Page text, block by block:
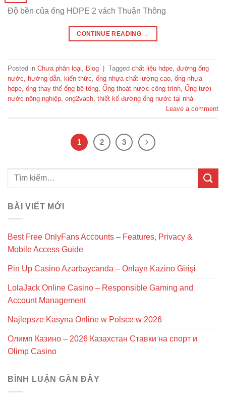
Độ bền của ống HDPE 2 vách Thuận Thông
CONTINUE READING →
Posted in Chưa phân loại Blog | Tagged chất liệu hdpe đường ống
nước
hướng dẫn kiến thức ống nhựa chất lượng cao ống nhựa
hdpe ống thay thế ống bê tông Ống thoát nước công trình Ống tưới
nước nông nghiệp ong2vach thiết kế đường ống nước tại nhà
Leave a comment
1 2 3
BÀI VIẾT MỚI
Best Free OnlyFans Accounts – Features, Privacy &
Mobile Access Guide
Pin Up Casino Azərbaycanda – Onlayn Kazino Girişi
LolaJack Online Casino – Responsible Gaming and
Account Management
Najlepsze Kasyna Online w Polsce w 2026
Олимп Казино – 2026 Казахстан Ставки на спорт и
Olimp Casino
BÌNH LUẬN GẦN ĐÂY